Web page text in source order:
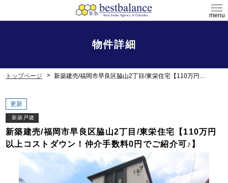
menu
物件詳細
トップページ 新築建売/福岡市早良区脇山2丁目/東栄住宅【110万円以上コストダウン！仲介手数料0円でご紹介可♪】
更新
新築戸建
新築建売/福岡市早良区脇山2丁目/東栄住宅【110万円
以上コストダウン！仲介手数料0円でご紹介可♪】